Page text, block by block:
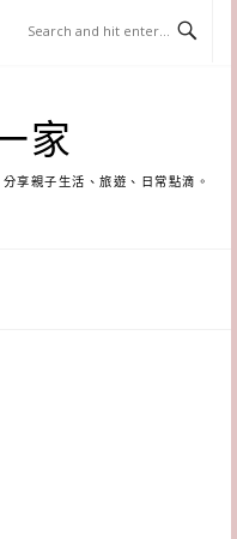
家
享親子生活、旅遊、日常點滴。